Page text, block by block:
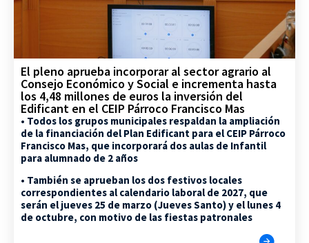
El pleno aprueba incorporar al sector agrario al
Consejo Económico y Social e incrementa hasta
los 4,48 millones de euros la inversión del
Edificant en el CEIP Párroco Francisco Mas
• Todos los grupos municipales respaldan la ampliación
de la financiación del Plan Edificant para el CEIP Párroco
Francisco Mas, que incorporará dos aulas de Infantil
para alumnado de 2 años
• También se aprueban los dos festivos locales
correspondientes al calendario laboral de 2027, que
serán el jueves 25 de marzo (Jueves Santo) y el lunes 4
de octubre, con motivo de las fiestas patronales